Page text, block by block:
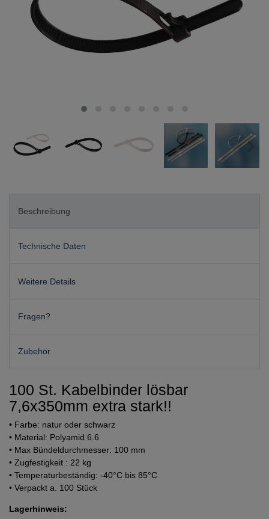
Beschreibung
Technische Daten
Weitere Details
Fragen?
Zubehör
100 St. Kabelbinder lösbar
7,6x350mm extra stark!!
• Farbe: natur oder schwarz
• Material: Polyamid 6.6
• Max Bündeldurchmesser: 100 mm
• Zugfestigkeit : 22 kg
• Temperaturbeständig: -40°C bis 85°C
• Verpackt a. 100 Stück
Lagerhinweis: